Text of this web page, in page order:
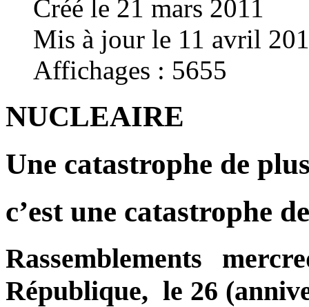
Créé le 21 mars 2011
Mis à jour le 11 avril
Affichages : 5655
NUCLEAIRE
Une catastrophe de
c’est une catastrophe
Rassemblements
République, le 26